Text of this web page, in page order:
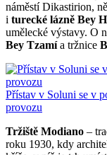
náměstí Dikastirion,
i turecké lázně Bey
umělecké výstavy. O
Bey Tzamía tržnice
Přístav v Soluni se v
provozu
Tržiště Modiano –
roku 1930, kdy